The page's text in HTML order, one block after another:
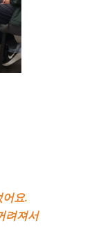
요.
려져서